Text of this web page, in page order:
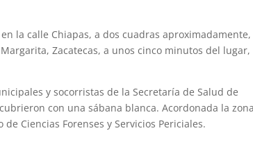
la calle Chiapas, a dos cuadras aproximadamente,
Zacatecas, a unos cinco minutos del lugar,
y socorristas de la Secretaría de Salud de
con una sábana blanca. Acordonada la
Ciencias Forenses y Servicios Periciales.